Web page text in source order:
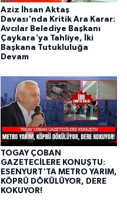
Aziz İhsan Aktaş
Davası'nda Kritik Ara Karar:
Avcılar Belediye Başkanı
Çaykara'ya Tahliye, İki
Başkana Tutukluluğa
Devam
TOGAY ÇOBAN
GAZETECİLERE KONUŞTU:
ESENYURT'TA METRO YARIM,
KÖPRÜ DÖKÜLÜYOR, DERE
KOKUYOR!